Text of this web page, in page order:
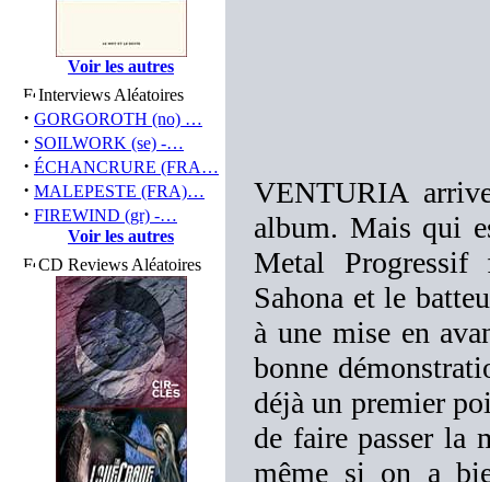
Voir les autres
Interviews Aléatoires
· GORGOROTH (no) …
· SOILWORK (se) -…
· ÉCHANCRURE (FRA…
· MALEPESTE (FRA)…
· FIREWIND (gr) -…
Voir les autres
CD Reviews Aléatoires
VENTURIA
album. Mais qui
Metal
Sahona et le
à une mise en
bonne
déjà un premier
de faire passer la
même si on a